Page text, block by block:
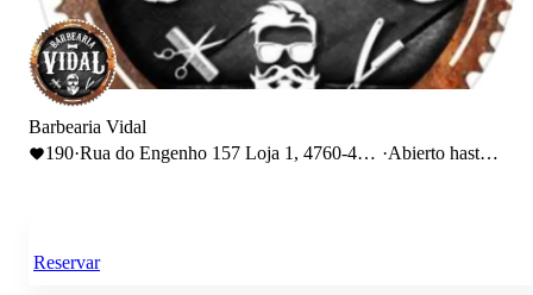
Barbearia Vidal
190·Rua do Engenho 157 Loja 1, 4760-496 ·Abierto hasta
Reservar